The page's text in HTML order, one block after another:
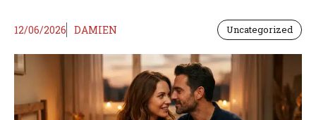
12/06/2026 DAMIEN Uncategorized